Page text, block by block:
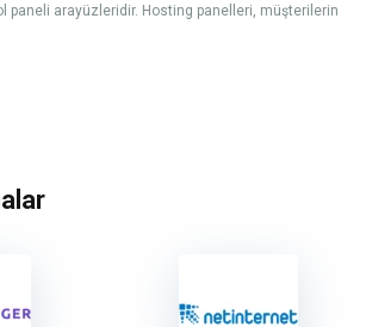
paneli arayüzleridir. Hosting panelleri, müşterilerin